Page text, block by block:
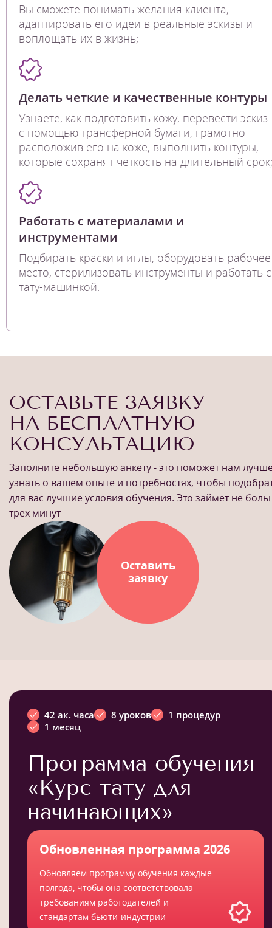
Вы сможете понимать желания клиента,
адаптировать его идеи в реальные эскизы и
воплощать их в жизнь;
Делать четкие и качественные контуры
Узнаете, как подготовить кожу, перевести эскиз
с помощью трансферной бумаги, грамотно
расположив его на коже, выполнить контуры,
которые сохранят четкость на длительный срок;
Работать с материалами и
инструментами
Подбирать краски и иглы, оборудовать рабочее
место, стерилизовать инструменты и работать с
тату-машинкой.
ОСТАВЬТЕ ЗАЯВКУ
НА БЕСПЛАТНУЮ
КОНСУЛЬТАЦИЮ
Заполните небольшую анкету - это поможет нам
узнать о вашем опыте и потребностях, чтобы
для вас лучшие условия обучения. Это займет не
трех минут
Оставить
заявку
42 ак. часа 8 уроков
1 процедур
1 месяц
Программа обучения
«Курс тату для
начинающих»
Обновленная программа 2026
Обновляем программу обучения каждые
полгода, чтобы она соответствовала
требованиям работодателей и
стандартам бьюти-индустрии